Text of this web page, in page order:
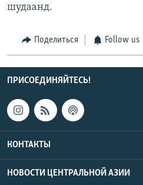
шудаанд.
Поделиться Follow us
ПРИСОЕДИНЯЙТЕСЬ!
КОНТАКТЫ
НОВОСТИ ЦЕНТРАЛЬНОЙ АЗИИ